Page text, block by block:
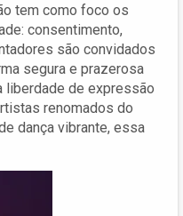
tem como foco os
consentimento,
são convidados
segura e prazerosa
liberdade de expressão
renomados do
dança vibrante, essa